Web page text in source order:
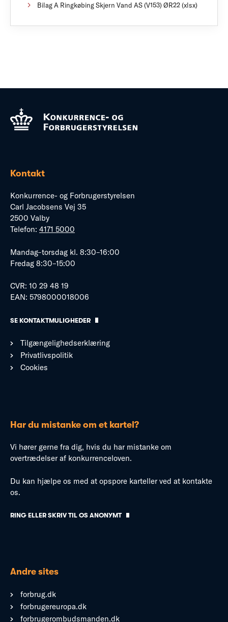
Bilag A Ringkøbing Skjern Vand AS (V153) ØR22 (xlsx)
Kontakt
Konkurrence- og Forbrugerstyrelsen
Carl Jacobsens Vej 35
2500 Valby
Telefon: 4171 5000
Mandag–torsdag kl. 8:30–16:00
Fredag 8:30–15:00
CVR: 10 29 48 19
EAN: 5798000018006
SE KONTAKTMULIGHEDER
Tilgængelighedserklæring
Privatlivspolitik
Cookies
Har du mistanke om et kartel?
Vi hører gerne fra dig, hvis du har mistanke om
overtrædelser af konkurrenceloven.
Du kan hjælpe os med at opspore karteller ved at kontakte
os.
RING ELLER SKRIV TIL OS ANONYMT
Andre sites
forbrug.dk
forbrugereuropa.dk
forbrugerombudsmanden.dk